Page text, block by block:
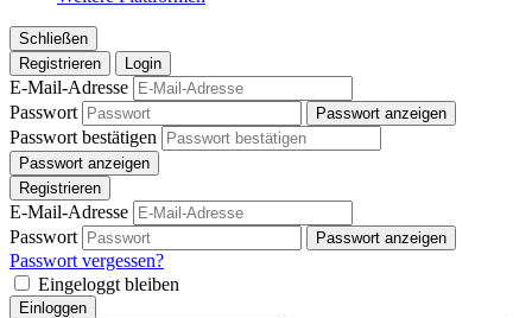
Schließen
Registrieren
Login
E-Mail-Adresse
Passwort
Passwort anzeigen
Passwort bestätigen
Passwort anzeigen
Registrieren
E-Mail-Adresse
Passwort
Passwort anzeigen
Passwort vergessen?
Eingeloggt bleiben
Einloggen